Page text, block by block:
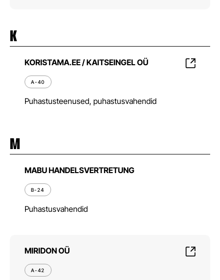
K
KORISTAMA.EE / KAITSEINGEL OÜ
A-40
Puhastusteenused, puhastusvahendid
M
MABU HANDELSVERTRETUNG
B-24
Puhastusvahendid
MIRIDON OÜ
A-42